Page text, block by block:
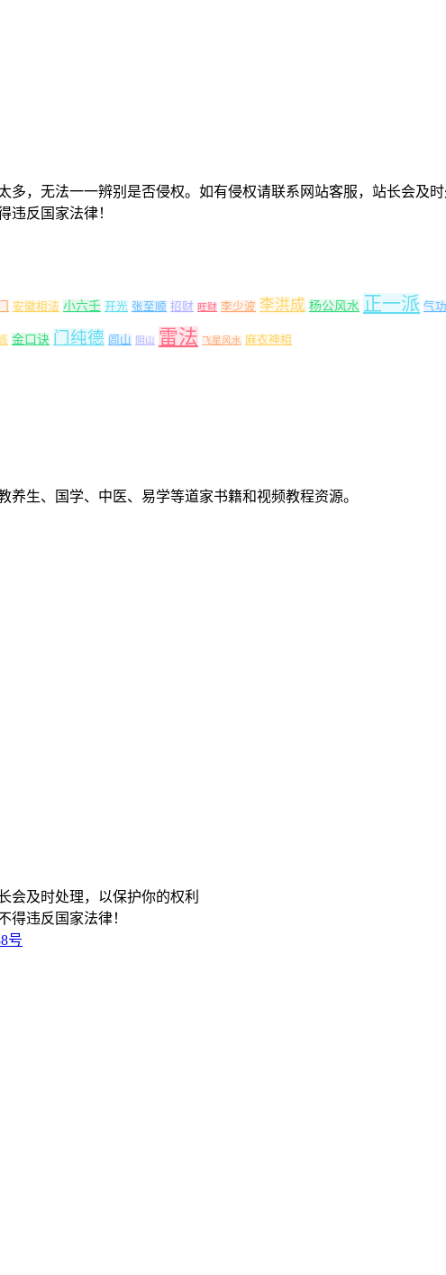
，无法一一辨别是否侵权。如有侵权请联系网站客服，站长会及时
违反国家法律！
安徽相法 小六壬 开光 张至顺 招财 旺财 李少波 李洪成 杨公风水 正一派 气功
金口诀 门纯德 闾山 阴山 雷法 飞星风水 麻衣神相
生、国学、中医、易学等道家书籍和视频教程资源。
会及时处理，以保护你的权利
得违反国家法律！
号